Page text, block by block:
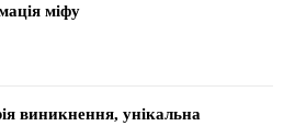
міфу
виникнення, унікальна